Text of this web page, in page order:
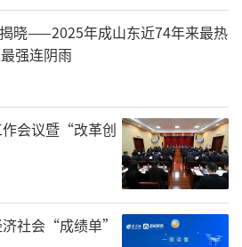
25日新政落地叠加部分安置
动上海9月新房销售数据逐
据，9月上海新建商品住宅
比增长23%，同比增长1
品房成交2.0万套，环比增
。国庆假期期间（10月1
建商品住宅日均成交0.62万
期小幅增长3%。
晓——2025年成山东近74年来最热
强连阴雨
会议暨“改革创
社会“成绩单”